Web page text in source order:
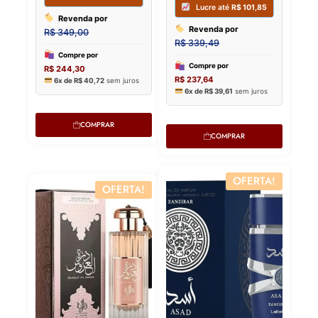
COMPRAR
COMPRAR
OFERTA!
OFERTA!